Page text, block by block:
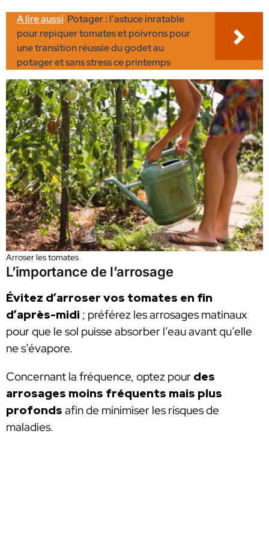
A lire aussi Potager : l’astuce inratable
pour repiquer tomates et poivrons pour
une transition réussie du godet au
potager et sans stress ce printemps
Arroser les tomates
L’importance de l’arrosage
Évitez d’arroser vos tomates en fin
d’après-midi ; préférez les arrosages matinaux
pour que le sol puisse absorber l’eau avant qu’elle
ne s’évapore.
Concernant la fréquence, optez pour des
arrosages moins fréquents mais plus
profonds afin de minimiser les risques de
maladies.